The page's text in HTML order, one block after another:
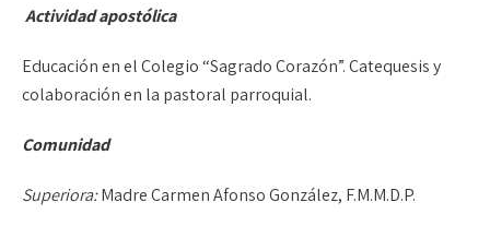
Actividad apostólica
Educación en el Colegio “Sagrado Corazón”. Catequesis y
colaboración en la pastoral parroquial.
Comunidad
Superiora:Madre Carmen Afonso González, F.M.M.D.P.